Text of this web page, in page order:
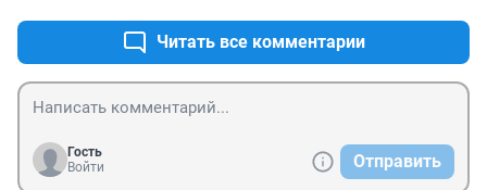
Читать все комментарии
Гость
Войти
Отправить